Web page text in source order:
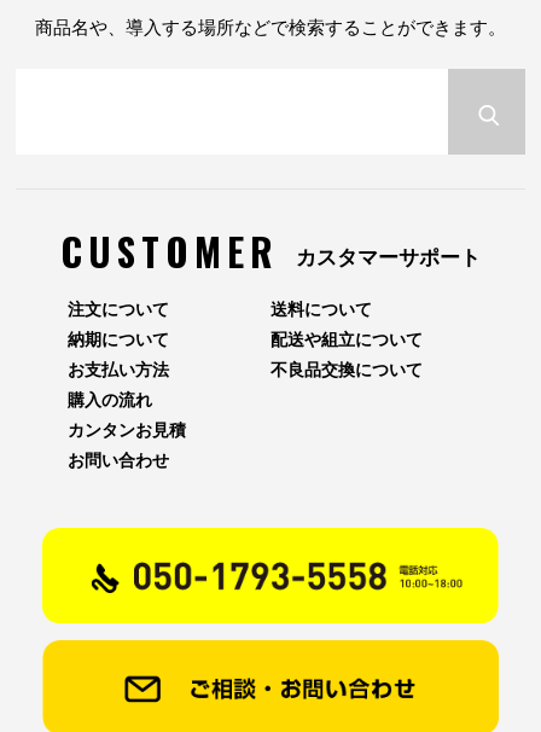
商品名や、導入する場所などで検索することができます。
CUSTOMER カスタマーサポート
注文について
納期について
お支払い方法
送料について
配送や組立について
不良品交換について
購入の流れ
カンタンお見積
お問い合わせ